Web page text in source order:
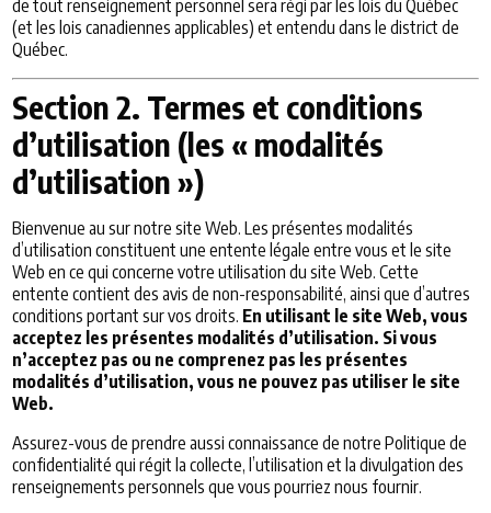
de tout renseignement personnel sera régi par les lois du Québec
(et les lois canadiennes applicables) et entendu dans le district de
Québec.
Section 2. Termes et conditions
d’utilisation (les « modalités
d’utilisation »)
Bienvenue au sur notre site Web. Les présentes modalités
d’utilisation constituent une entente légale entre vous et le site
Web en ce qui concerne votre utilisation du site Web. Cette
entente contient des avis de non-responsabilité, ainsi que d’autres
conditions portant sur vos droits. En utilisant le site Web, vous
acceptez les présentes modalités d’utilisation. Si vous
n’acceptez pas ou ne comprenez pas les présentes
modalités d’utilisation, vous ne pouvez pas utiliser le site
Web.
Assurez-vous de prendre aussi connaissance de notre Politique de
confidentialité qui régit la collecte, l’utilisation et la divulgation des
renseignements personnels que vous pourriez nous fournir.